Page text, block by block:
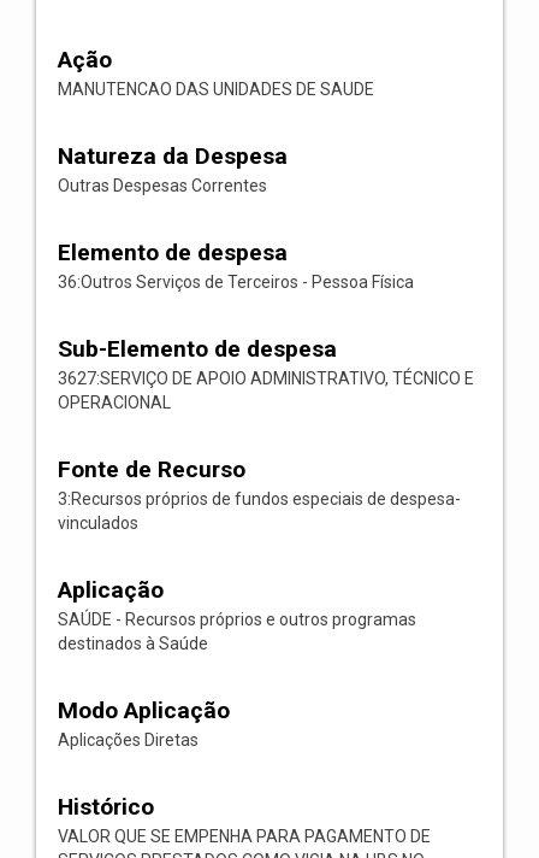
Ação
MANUTENCAO DAS UNIDADES DE SAUDE
Natureza da Despesa
Outras Despesas Correntes
Elemento de despesa
36:Outros Serviços de Terceiros - Pessoa Física
Sub-Elemento de despesa
3627:SERVIÇO DE APOIO ADMINISTRATIVO, TÉCNICO E
OPERACIONAL
Fonte de Recurso
3:Recursos próprios de fundos especiais de despesa-
vinculados
Aplicação
SAÚDE - Recursos próprios e outros programas
destinados à Saúde
Modo Aplicação
Aplicações Diretas
Histórico
VALOR QUE SE EMPENHA PARA PAGAMENTO DE